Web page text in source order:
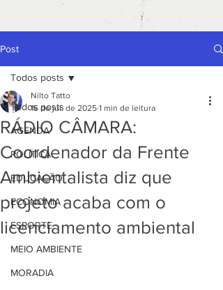
Post
Todos posts
AGENDA
POLÍTICA
EDUCAÇÃO
ECONOMIA
ESPORTE
MEIO AMBIENTE
MORADIA
Todos posts
RÁDIO CÂMARA:
Coordenador da Frente
Ambientalista diz que
projeto acaba com o
licenciamento ambiental
Nilto Tatto
16 de jul. de 2025 1 min de leitura